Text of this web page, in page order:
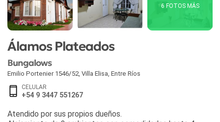
6 FOTOS MÁS
Álamos Plateados
Bungalows
Emilio Portenier 1546/52 Villa Elisa Entre Ríos
CELULAR
+54 9 3447 551267
Atendido por sus propios dueños.